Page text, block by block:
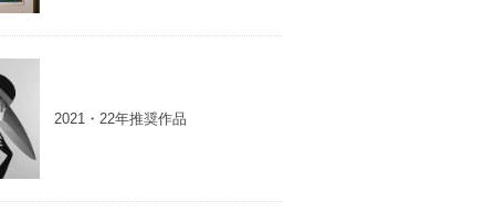
2021・22年推奨作品